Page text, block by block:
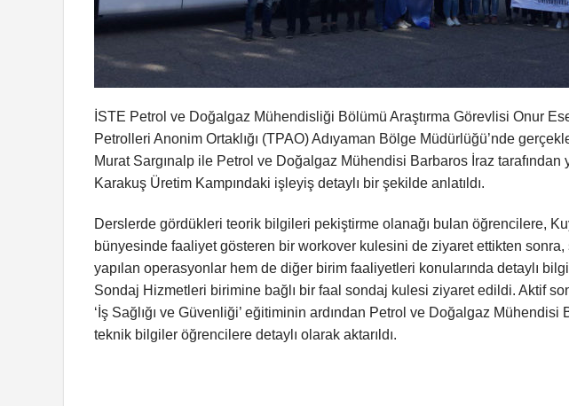
İSTE Petrol ve Doğalgaz Mühendisliği Bölümü Araştırma Görevlisi Onur
Petrolleri Anonim Ortaklığı (TPAO) Adıyaman Bölge Müdürlüğü’nde
Murat Sargınalp ile Petrol ve Doğalgaz Mühendisi Barbaros İraz tarafından
Karakuş Üretim Kampındaki işleyiş detaylı bir şekilde anlatıldı.
Derslerde gördükleri teorik bilgileri pekiştirme olanağı bulan öğrencilere,
bünyesinde faaliyet gösteren bir workover kulesini de ziyaret ettikten
yapılan operasyonlar hem de diğer birim faaliyetleri konularında detaylı
Sondaj Hizmetleri birimine bağlı bir faal sondaj kulesi ziyaret edildi. Aktif
‘İş Sağlığı ve Güvenliği’ eğitiminin ardından Petrol ve Doğalgaz
teknik bilgiler öğrencilere detaylı olarak aktarıldı.